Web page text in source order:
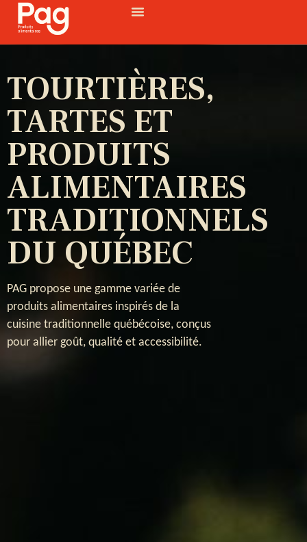
TOURTIÈRES,
TARTES ET
PRODUITS
ALIMENTAIRES
TRADITIONNELS
DU QUÉBEC
PAG propose une gamme variée de
produits alimentaires inspirés de la
cuisine traditionnelle québécoise, conçus
pour allier goût, qualité et accessibilité.